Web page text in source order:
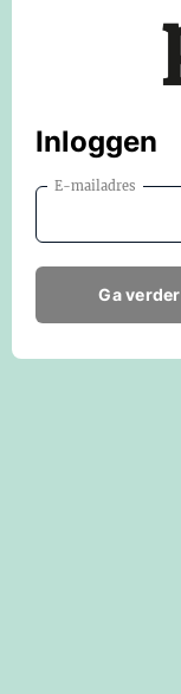
Inloggen
E-mailadres
Ga verder